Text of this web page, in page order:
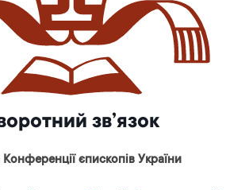
зв’язок
Конференції єпископів України